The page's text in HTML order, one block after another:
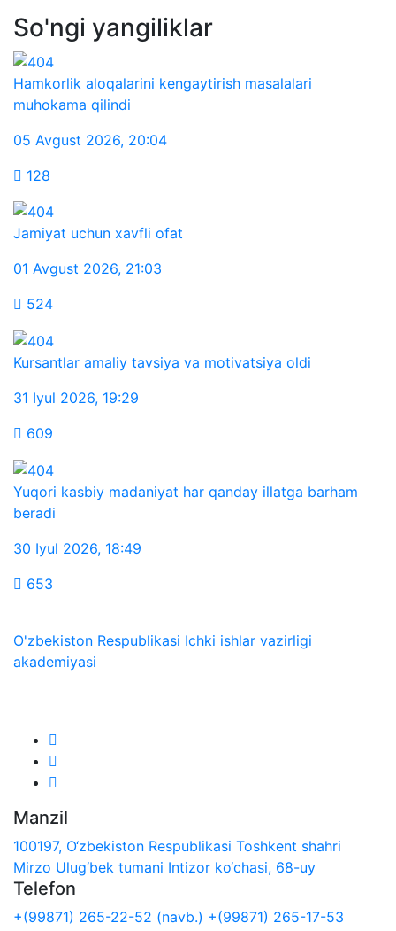
So'ngi yangiliklar
Hamkorlik aloqalarini kengaytirish masalalari
muhokama qilindi
05 Avgust 2026, 20:04
128
Jamiyat uchun xavfli ofat
01 Avgust 2026, 21:03
524
Kursantlar amaliy tavsiya va motivatsiya oldi
31 Iyul 2026, 19:29
609
Yuqori kasbiy madaniyat har qanday illatga barham
beradi
30 Iyul 2026, 18:49
653
O'zbekiston Respublikasi Ichki ishlar vazirligi
akademiyasi
Manzil
100197, O‘zbekiston Respublikasi Toshkent shahri
Mirzo Ulug‘bek tumani Intizor ko‘chasi, 68-uy
Telefon
+(99871) 265-22-52 (navb.) +(99871) 265-17-53